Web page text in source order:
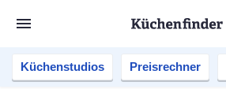
Küchenstudios Preisrechner